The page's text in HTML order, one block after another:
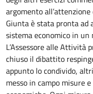
argomento all’attenzione
Giunta è stata pronta ad
sistema economico in un
L’Assessore alle Attività
chiuso il dibattito
appunto lo condivido,
messo in campo misure